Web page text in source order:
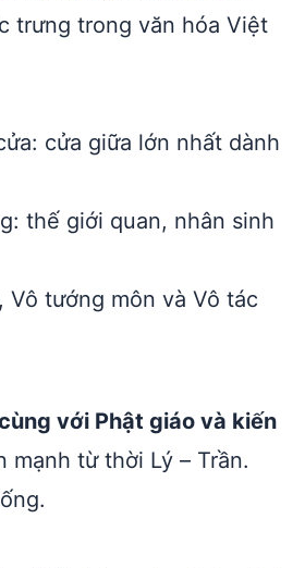
trưng trong văn hóa Việt
cửa giữa lớn nhất dành
thế giới quan, nhân sinh
tướng môn và Vô tác
với Phật giáo và kiến
từ thời Lý – Trần.